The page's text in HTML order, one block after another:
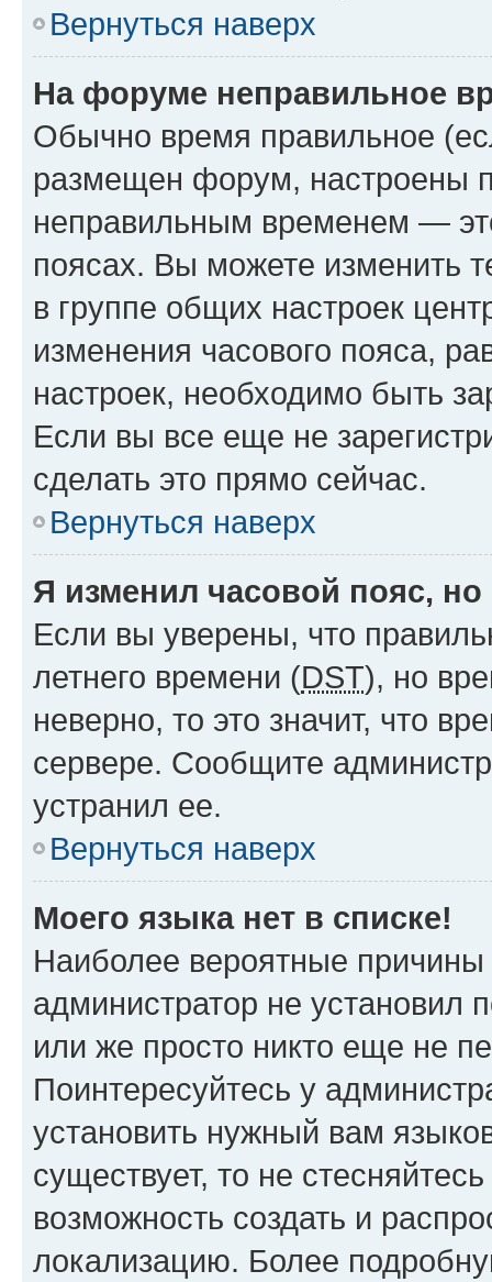
Вернуться наверх
На форуме неправильное
Обычно время правильное
размещен форум, настроены
неправильным временем —
поясах. Вы можете изменить
в группе общих настроек
изменения часового пояса,
настроек, необходимо быть
Если вы все еще не
сделать это прямо сейчас.
Вернуться наверх
Я изменил часовой пояс,
Если вы уверены, что
летнего времени (DST), но
неверно, то это значит, что
сервере. Сообщите
устранил ее.
Вернуться наверх
Моего языка нет в списке!
Наиболее вероятные причины
администратор не установил
или же просто никто еще не
Поинтересуйтесь у
установить нужный вам
существует, то не
возможность создать и
локализацию. Более